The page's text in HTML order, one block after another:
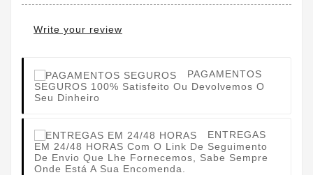
Write your review
PAGAMENTOS
SEGUROS 100% Satisfeito Ou Devolvemos O
Seu Dinheiro
ENTREGAS
EM 24/48 HORAS Com O Link De Seguimento
De Envio Que Lhe Fornecemos, Sabe Sempre
Onde Está A Sua Encomenda.